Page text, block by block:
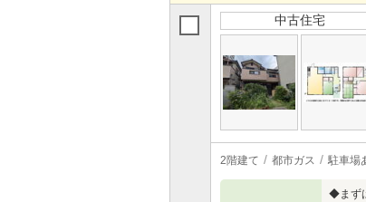
中古住宅
2階建て 都市ガス 駐車場
◆まず